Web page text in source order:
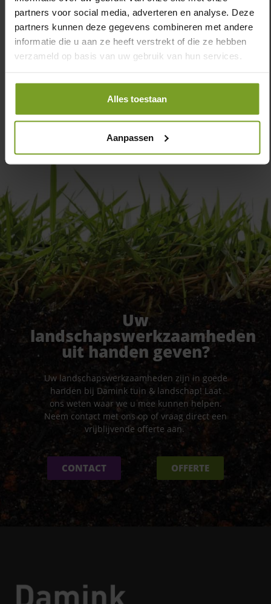
partners voor social media, adverteren en analyse. Deze
partners kunnen deze gegevens combineren met andere
informatie die u aan ze heeft verstrekt of die ze hebben
verzameld op basis van uw gebruik van hun services.
Alles toestaan
Aanpassen
Uw
landschapswerkzaamheden
uit handen geven?
Uw landschapswerkzaamheden zijn in goede
handen bij Damink tuin & landschap! Laat
ons weten waar we u mee kunnen helpen.
Neem contact met ons op of vraag direct een
vrijblijvende offerte aan.
CONTACT OFFERTE